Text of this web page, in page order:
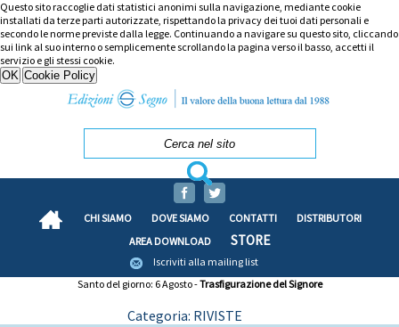
Questo sito raccoglie dati statistici anonimi sulla navigazione, mediante cookie
installati da terze parti autorizzate, rispettando la privacy dei tuoi dati personali e
secondo le norme previste dalla legge. Continuando a navigare su questo sito, cliccando
sui link al suo interno o semplicemente scrollando la pagina verso il basso, accetti il
servizio e gli stessi cookie.
CHI SIAMO DOVE SIAMO CONTATTI
DISTRIBUTORI
AREA DOWNLOAD
STORE
Iscriviti alla mailing list
Santo del giorno: 6 Agosto -Trasfigurazione del Signore
Categoria: RIVISTE